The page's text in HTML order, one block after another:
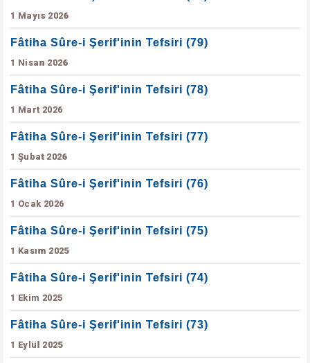
1 Mayıs 2026
Fâtiha Sûre-i Şerif'inin Tefsiri (79)
1 Nisan 2026
Fâtiha Sûre-i Şerif'inin Tefsiri (78)
1 Mart 2026
Fâtiha Sûre-i Şerif'inin Tefsiri (77)
1 Şubat 2026
Fâtiha Sûre-i Şerif'inin Tefsiri (76)
1 Ocak 2026
Fâtiha Sûre-i Şerif'inin Tefsiri (75)
1 Kasım 2025
Fâtiha Sûre-i Şerif'inin Tefsiri (74)
1 Ekim 2025
Fâtiha Sûre-i Şerif'inin Tefsiri (73)
1 Eylül 2025